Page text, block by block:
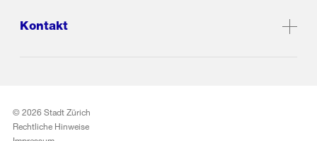
Kontakt
© 2026 Stadt Zürich
Rechtliche Hinweise